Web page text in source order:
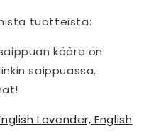
tuotteista:
kääre on
saippuassa,
Lavender, English